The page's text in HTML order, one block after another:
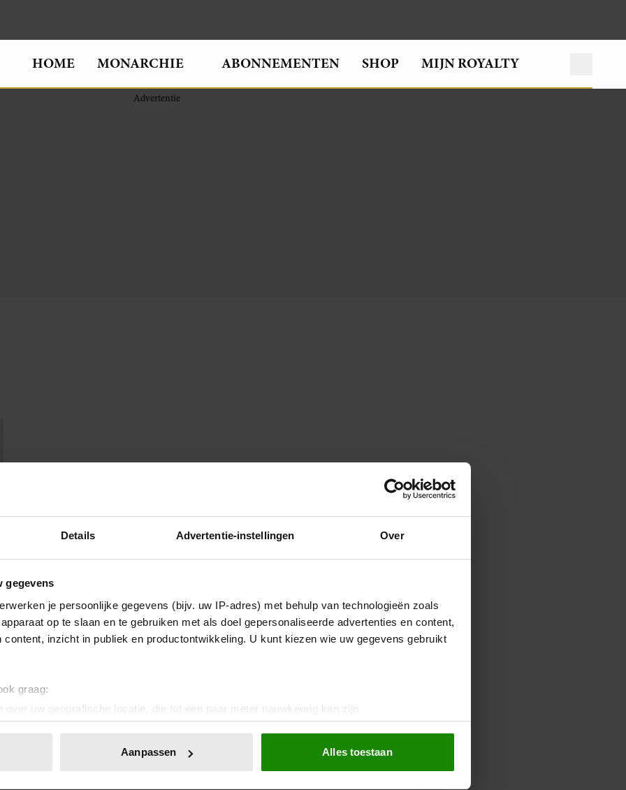
Details Advertentie-instellingen Over
gegevens
je persoonlijke gegevens (bijv. uw IP-adres) met behulp van technologieën zoals
op te slaan en te gebruiken met als doel gepersonaliseerde advertenties en content,
content, inzicht in publiek en productontwikkeling. U kunt kiezen wie uw gegevens gebruikt
graag:
over uw geografische locatie, die tot een paar meter nauwkeurig kan zijn
door het actief te scannen op specifieke eigenschappen (fingerprinting)
of intrekken in de Cookieverklaring.
Aanpassen Alles toestaan
HOME MONARCHIE ABONNEMENTEN SHOP MIJN ROYALTY